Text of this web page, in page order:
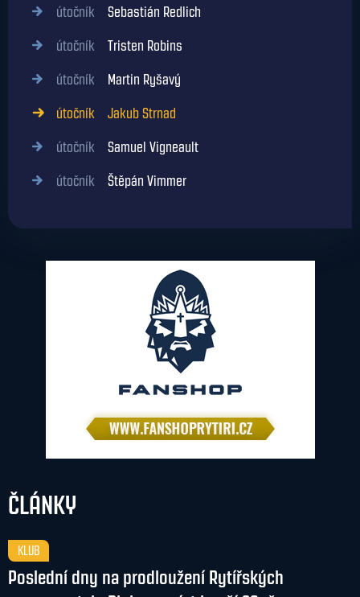
útočník Sebastián Redlich
útočník Tristen Robins
útočník Martin Ryšavý
útočník Jakub Strnad
útočník Samuel Vigneault
útočník Štěpán Vimmer
ČLÁNKY
KLUB
Poslední dny na prodloužení Rytířských